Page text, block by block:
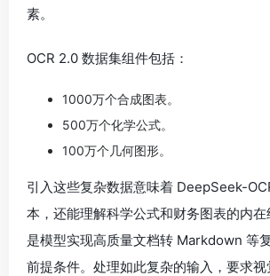
素。
OCR 2.0 数据集组件包括：
1000万个合成图表。
500万个化学公式。
100万个几何图形。
引入这些复杂数据意味着 DeepSeek-
本，还能理解科学公式和财务图表的内
是模型实现高质量文档转 Markdown 等
前提条件。处理如此复杂的输入，要求